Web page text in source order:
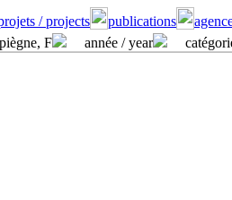
/ projects publications
F année / year